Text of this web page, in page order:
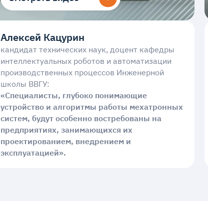
Алексей Кацурин
кандидат технических наук, доцент кафедры
интеллектуальных роботов и автоматизации
производственных процессов Инженерной
школы ВВГУ:
«Специалисты, глубоко понимающие
устройство и алгоритмы работы мехатронных
систем, будут особенно востребованы на
предприятиях, занимающихся их
проектированием, внедрением и
эксплуатацией».